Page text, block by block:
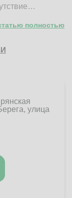
полностью
улица